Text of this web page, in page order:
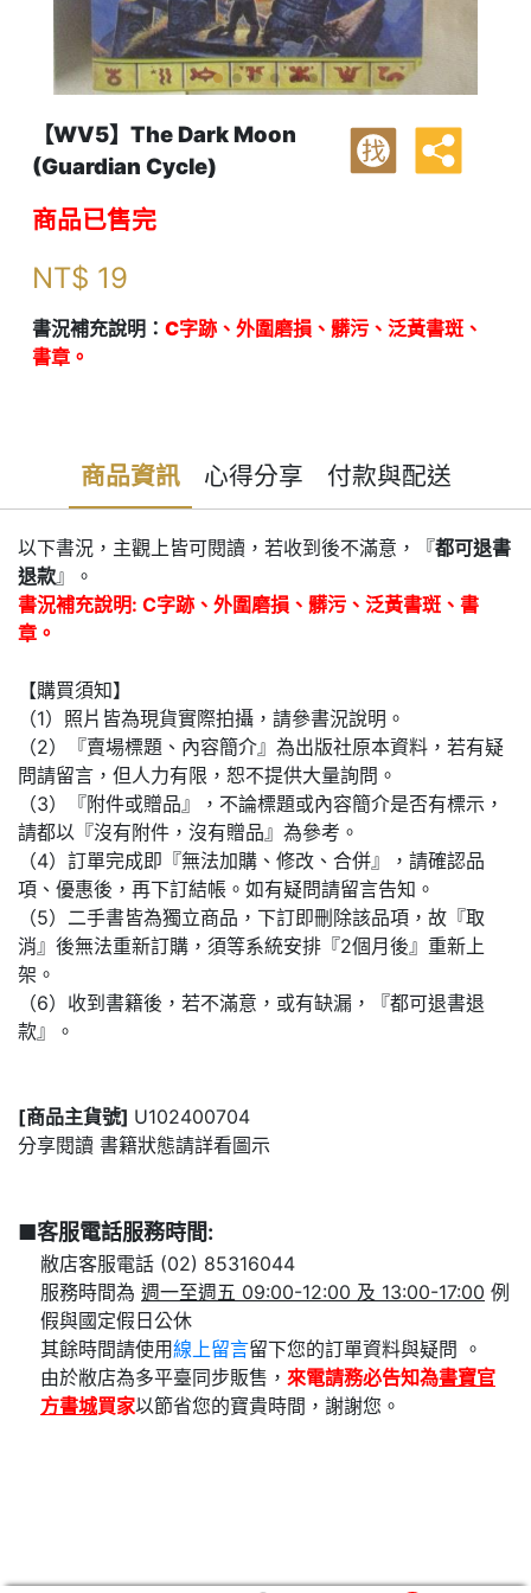
【WV5】The Dark Moon
(Guardian Cycle)
找
商品已售完
NT$ 19
書況補充說明： C字跡、外圍磨損、髒污、泛黃書斑、
書章。
商品資訊 心得分享 付款與配送
以下書況，主觀上皆可閱讀，若收到後不滿意，『都可退書
退款』。
書況補充說明: C字跡、外圍磨損、髒污、泛黃書斑、書
章。
【購買須知】
（1）照片皆為現貨實際拍攝，請參書況說明。
（2）『賣場標題、內容簡介』為出版社原本資料，若有疑
問請留言，但人力有限，恕不提供大量詢問。
（3）『附件或贈品』，不論標題或內容簡介是否有標示，
請都以『沒有附件，沒有贈品』為參考。
（4）訂單完成即『無法加購、修改、合併』，請確認品
項、優惠後，再下訂結帳。如有疑問請留言告知。
（5）二手書皆為獨立商品，下訂即刪除該品項，故『取
消』後無法重新訂購，須等系統安排『2個月後』重新上
架。
（6）收到書籍後，若不滿意，或有缺漏，『都可退書退
款』。
[商品主貨號] U102400704
分享閱讀 書籍狀態請詳看圖示
■客服電話服務時間:
敝店客服電話 (02) 85316044
服務時間為 週一至週五 09:00-12:00 及 13:00-17:00 例
假與國定假日公休
其餘時間請使用線上留言
留下您的訂單資料與疑問 。
由於敝店為多平臺同步販售， 來電請務必告知為書寶官
方書城買家以節省您的寶貴時間，謝謝您。